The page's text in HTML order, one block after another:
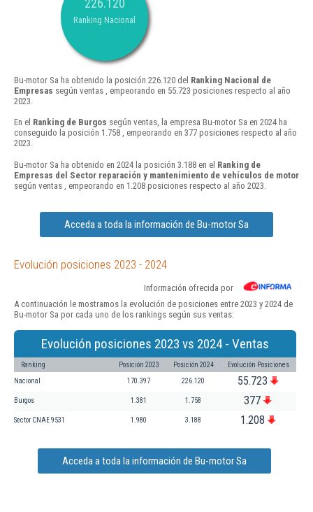
226.120
Ranking Nacional
Bu-motor Sa ha obtenido la posición 226.120 del Ranking Nacional de
Empresas según ventas , empeorando en 55.723 posiciones respecto al año
2023.
En el Ranking de Burgos según ventas, la empresa Bu-motor Sa en 2024 ha
conseguido la posición 1.758 , empeorando en 377 posiciones respecto al año
2023.
Bu-motor Sa ha obtenido en 2024 la posición 3.188 en el Ranking de
Empresas del Sector reparación y mantenimiento de vehículos de motor
según ventas , empeorando en 1.208 posiciones respecto al año 2023.
Acceda a toda la información de Bu-motor Sa
Evolución posiciones 2023 - 2024
Información ofrecida por
A continuación le mostramos la evolución de posiciones entre 2023 y 2024 de
Bu-motor Sa por cada uno de los rankings según sus ventas:
Evolución posiciones 2023 vs 2024 - Ventas
Ranking Posición 2023 Posición 2024 Evolución Posiciones
Nacional 170.397 226.120 55.723
Burgos 1.381 1.758 377
Sector CNAE 9531 1.980 3.188 1.208
Acceda a toda la información de Bu-motor Sa